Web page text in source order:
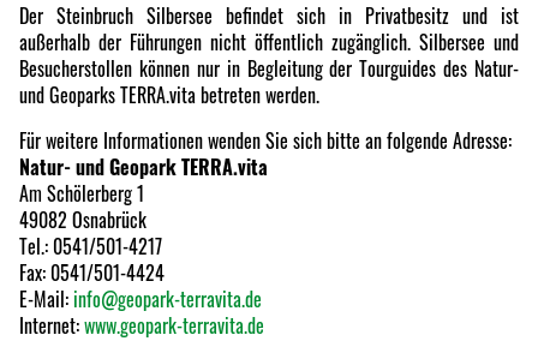
Der Steinbruch Silbersee befindet sich in Privatbesitz und ist
außerhalb der Führungen nicht öffentlich zugänglich. Silbersee und
Besucherstollen können nur in Begleitung der Tourguides des Natur-
und Geoparks TERRA.vita betreten werden.
Für weitere Informationen wenden Sie sich bitte an folgende Adresse:
Natur- und Geopark TERRA.vita
Am Schölerberg 1
49082 Osnabrück
Tel.: 0541/501-4217
Fax: 0541/501-4424
E-Mail: info@geopark-terravita.de
Internet:www.geopark-terravita.de